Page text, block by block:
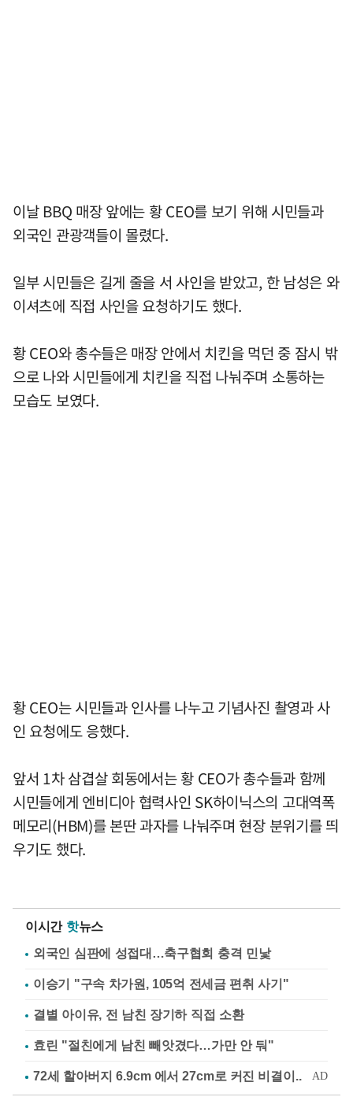
이날 BBQ 매장 앞에는 황 CEO를 보기 위해 시민들과
외국인 관광객들이 몰렸다.
일부 시민들은 길게 줄을 서 사인을 받았고, 한 남성은 와
이셔츠에 직접 사인을 요청하기도 했다.
황 CEO와 총수들은 매장 안에서 치킨을 먹던 중 잠시 밖
으로 나와 시민들에게 치킨을 직접 나눠주며 소통하는
모습도 보였다.
황 CEO는 시민들과 인사를 나누고 기념사진 촬영과 사
인 요청에도 응했다.
앞서 1차 삼겹살 회동에서는 황 CEO가 총수들과 함께
시민들에게 엔비디아 협력사인 SK하이닉스의 고대역폭
메모리(HBM)를 본딴 과자를 나눠주며 현장 분위기를 띄
우기도 했다.
이시간 핫뉴스
외국인 심판에 성접대…축구협회 충격 민낯
이승기 "구속 차가원, 105억 전세금 편취 사기"
결별 아이유, 전 남친 장기하 직접 소환
효린 "절친에게 남친 빼앗겼다…가만 안 둬"